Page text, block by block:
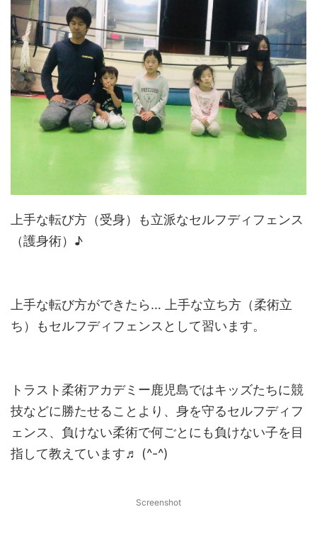
上手な転び方（受身）も立派なセルフディフェンス
（護身術）♪
上手な転び方ができたら… 上手な立ち方（柔術立
ち）もセルフディフェンスとして習います。
トラスト柔術アカデミー鹿児島ではキッズたちに競
技などに勝たせることより、身を守るセルフディフ
ェンス、負けない柔術で何ごとにも負けない子を目
指して教えています♬ (^-^)
Screenshot